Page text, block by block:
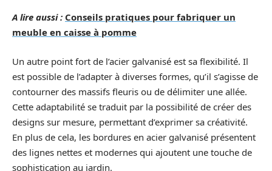
A lire aussi : Conseils pratiques pour fabriquer un
meuble en caisse à pomme
Un autre point fort de l’acier galvanisé est sa flexibilité. Il
est possible de l’adapter à diverses formes, qu’il s’agisse de
contourner des massifs fleuris ou de délimiter une allée.
Cette adaptabilité se traduit par la possibilité de créer des
designs sur mesure, permettant d’exprimer sa créativité.
En plus de cela, les bordures en acier galvanisé présentent
des lignes nettes et modernes qui ajoutent une touche de
sophistication au jardin.